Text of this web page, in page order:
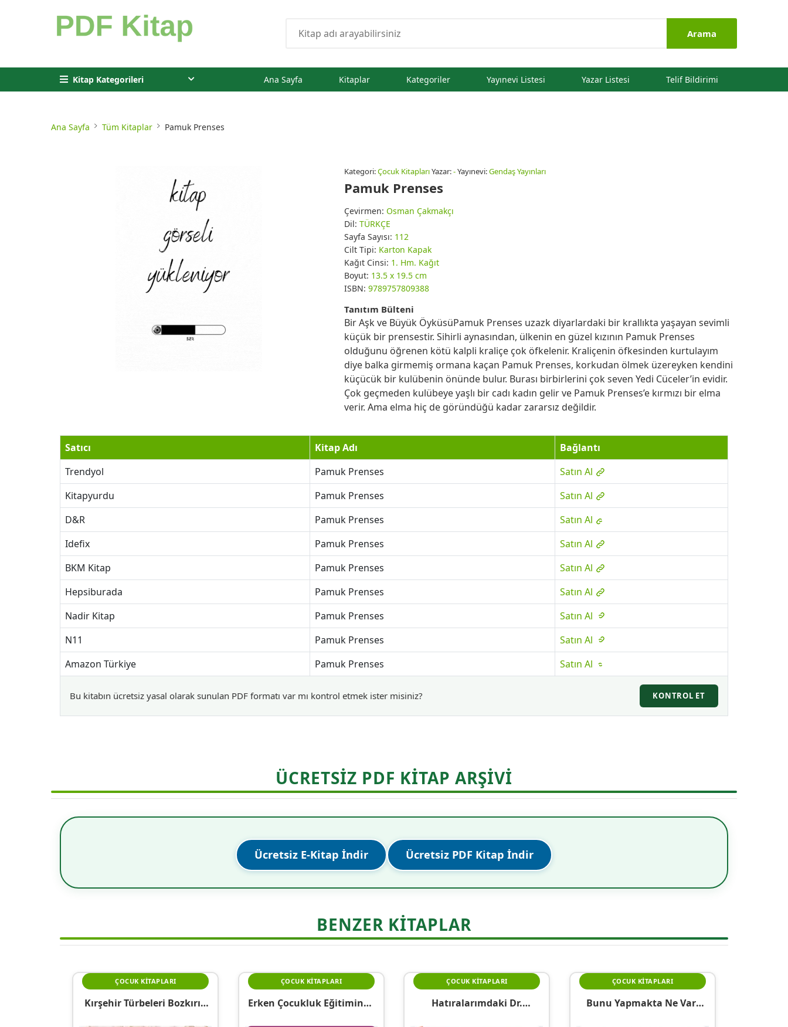
Arama
Kitap Kategorileri Ana Sayfa Kitaplar Kategoriler Yayınevi Listesi Yazar Listesi Telif Bildirimi
Ana Sayfa Tüm Kitaplar Pamuk Prenses
Kategori:Çocuk KitaplarıYazar:-Yayınevi:Gendaş Yayınları
Pamuk Prenses
Çevirmen: Osman Çakmakçı
Dil: TÜRKÇE
Sayfa Sayısı: 112
Cilt Tipi: Karton Kapak
Kağıt Cinsi: 1. Hm. Kağıt
Boyut: 13.5 x 19.5 cm
ISBN: 9789757809388
Tanıtım Bülteni
Bir Aşk ve Büyük ÖyküsüPamuk Prenses uzazk diyarlardaki bir krallıkta yaşayan sevimli
küçük bir prensestir. Sihirli aynasından, ülkenin en güzel kızının Pamuk Prenses
olduğunu öğrenen kötü kalpli kraliçe çok öfkelenir. Kraliçenin öfkesinden kurtulayım
diye balka girmemiş ormana kaçan Pamuk Prenses, korkudan ölmek üzereyken kendini
küçücük bir kulübenin önünde bulur. Burası birbirlerini çok seven Yedi Cüceler’in evidir.
Çok geçmeden kulübeye yaşlı bir cadı kadın gelir ve Pamuk Prenses’e kırmızı bir elma
verir. Ama elma hiç de göründüğü kadar zararsız değildir.
Satıcı Kitap Adı
Bağlantı
Trendyol
Pamuk Prenses
Satın Al
Kitapyurdu
Pamuk Prenses
Satın Al
D&R
Pamuk Prenses
Satın Al
Idefix
Pamuk Prenses
Satın Al
BKM Kitap
Pamuk Prenses
Satın Al
Hepsiburada
Pamuk Prenses
Satın Al
Nadir Kitap
Pamuk Prenses
Satın Al
N11
Pamuk Prenses
Satın Al
Amazon Türkiye
Pamuk Prenses Satın Al
Bu kitabın ücretsiz yasal olarak sunulan PDF formatı var mı kontrol etmek ister misiniz? KONTROL ET
ÜCRETSİZ PDF KİTAP ARŞİVİ
Ücretsiz E-Kitap İndir Ücretsiz PDF Kitap İndir
BENZER KITAPLAR
ÇOCUK KITAPLARI
Kırşehir Türbeleri Bozkırın
ÇOCUK KITAPLARI
Erken Çocukluk Eğitiminde
ÇOCUK KITAPLARI
Hatıralarımdaki Dr.
ÇOCUK KITAPLARI
Bunu Yapmakta Ne Var!